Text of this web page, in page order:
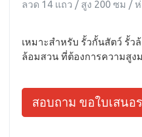
ลวด 14 แถว / สูง 200 ซม /
เหมาะสำหรับ รั้วกั้นสัตว์ รั้ว
ล้อมสวน ที่ต้องการความสูง
สอบถาม ขอใบเสนอ